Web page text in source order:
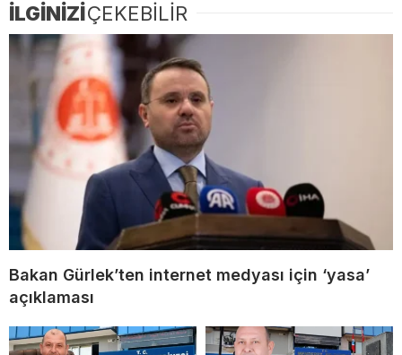
İLGİNİZİÇEKEBİLİR
Bakan Gürlek’ten internet medyası için ‘yasa’
açıklaması